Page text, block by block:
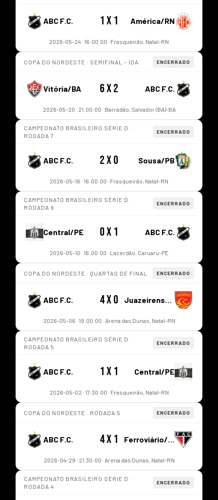
ABC F.C. 1 x 1 América/RN
2026-05-24 · 16:00:00 · Frasqueirão, Natal-RN
COPA DO NORDESTE · SEMIFINAL - IDA ENCERRADO
Vitória/BA 6 x 2 ABC F.C.
2026-05-20 · 21:00:00 · Barradão, Salvador (BA)-BA
CAMPEONATO BRASILEIRO SÉRIE D ·
RODADA 7
ENCERRADO
ABC F.C. 2 x 0 Sousa/PB
2026-05-16 · 16:00:00 · Frasqueirão, Natal-RN
CAMPEONATO BRASILEIRO SÉRIE D ·
RODADA 6
ENCERRADO
Central/PE 0 x 1 ABC F.C.
2026-05-10 · 16:00:00 · Lacerdão, Caruaru-PE
COPA DO NORDESTE · QUARTAS DE FINAL ENCERRADO
ABC F.C. 4 x 0 Juazeirense/BA
2026-05-06 · 19:00:00 · Arena das Dunas, Natal-RN
CAMPEONATO BRASILEIRO SÉRIE D ·
RODADA 5
ENCERRADO
ABC F.C. 1 x 1 Central/PE
2026-05-02 · 17:30:00 · Frasqueirão, Natal-RN
COPA DO NORDESTE · RODADA 5 ENCERRADO
ABC F.C. 4 x 1 Ferroviário/CE
2026-04-29 · 21:30:00 · Arena das Dunas, Natal-RN
CAMPEONATO BRASILEIRO SÉRIE D ·
RODADA 4
ENCERRADO